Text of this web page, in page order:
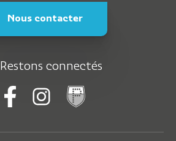
Nous contacter
Restons connectés